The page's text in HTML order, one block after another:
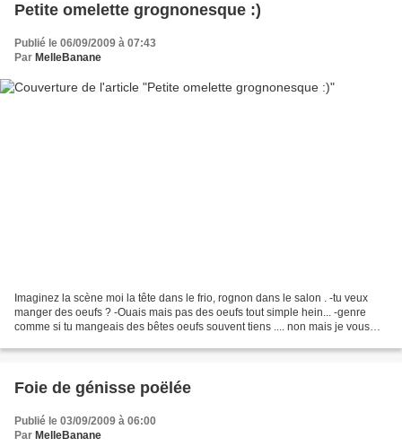
Petite omelette grognonesque :)
Publié le 06/09/2009 à 07:43
Par MelleBanane
Imaginez la scène moi la tête dans le frio, rognon dans le salon . -tu veux
manger des oeufs ? -Ouais mais pas des oeufs tout simple hein... -genre
comme si tu mangeais des bêtes oeufs souvent tiens .... non mais je vous
Foie de génisse poëlée
Publié le 03/09/2009 à 06:00
Par MelleBanane